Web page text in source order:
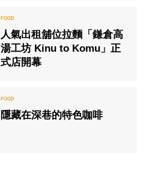
人氣出租舖位拉麵「鎌倉高
湯工坊 Kinu to Komu」正
式店開幕
隱藏在深巷的特色咖啡